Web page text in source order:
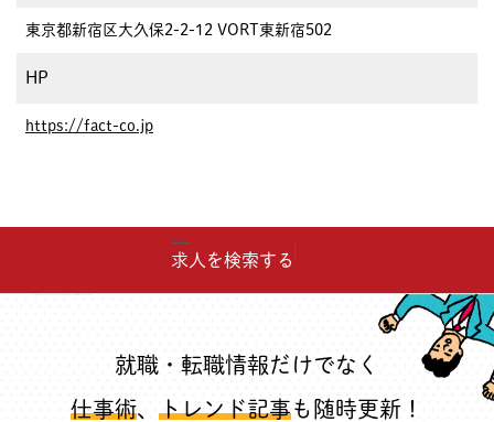
東京都新宿区大久保2-2-12 VORT東新宿502
HP
https://fact-co.jp
求人を検索する
就職・転職情報だけでなく
仕事術、 トレンド記事も随時更新！